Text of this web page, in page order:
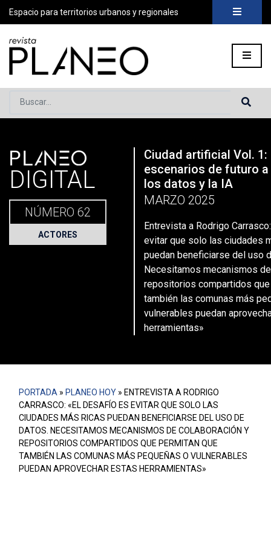
Espacio para territorios urbanos y regionales
Buscar...
Portada» Planeo Hoy Entrevista a Rodrigo Carrasco: «El
PLANEO
DIGITAL
NÚMERO 62
ACTORES
Ciudad artificial Vol.
escenarios de futuro
los datos y la IA
MARZO 2025
Entrevista a Rodrigo
evitar que solo las ciudades
puedan beneficiarse del uso
Necesitamos mecanismos
repositorios compartidos
también las comunas más
vulnerables puedan
herramientas»
PORTADA » PLANEO HOY » ENTREVISTA A RODRIGO
CARRASCO: «EL DESAFÍO ES EVITAR QUE SOLO LAS
CIUDADES MÁS RICAS PUEDAN BENEFICIARSE DEL USO DE
DATOS. NECESITAMOS MECANISMOS DE COLABORACIÓN Y
REPOSITORIOS COMPARTIDOS QUE PERMITAN QUE
TAMBIÉN LAS COMUNAS MÁS PEQUEÑAS O VULNERABLES
PUEDAN APROVECHAR ESTAS HERRAMIENTAS»